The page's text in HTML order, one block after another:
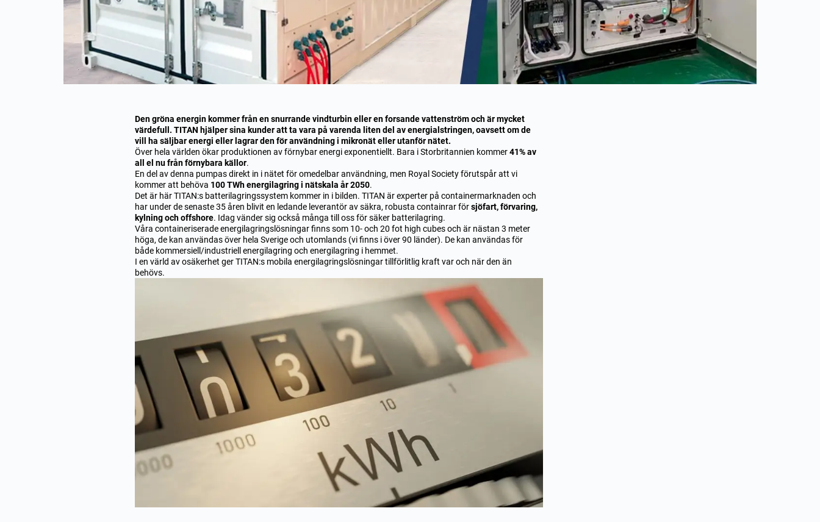
Den gröna energin kommer från en snurrande vindturbin eller en forsande vattenström och är mycket
värdefull. TITAN hjälper sina kunder att ta vara på varenda liten del av energialstringen, oavsett om de
vill ha säljbar energi eller lagrar den för användning i mikronät eller utanför nätet.
Över hela världen ökar produktionen av förnybar energi exponentiellt. Bara i Storbritannien kommer41% av
all el nu från förnybara källor.
En del av denna pumpas direkt in i nätet för omedelbar användning, men Royal Society förutspår att vi
kommer att behöva 100 TWh energilagring i nätskala år 2050.
Det är här TITAN:s batterilagringssystem kommer in i bilden. TITAN är experter på containermarknaden och
har under de senaste 35 åren blivit en ledande leverantör av säkra, robusta containrar försjöfart, förvaring,
kylning och offshore. Idag vänder sig också många till oss för säker batterilagring.
Våra containeriserade energilagringslösningar finns som 10- och 20 fot high cubes och är nästan 3 meter
höga, de kan användas över hela Sverige och utomlands (vi finns i över 90 länder). De kan användas för
både kommersiell/industriell energilagring och energilagring i hemmet.
I en värld av osäkerhet ger TITAN:s mobila energilagringslösningar tillförlitlig kraft var och när den än
behövs.